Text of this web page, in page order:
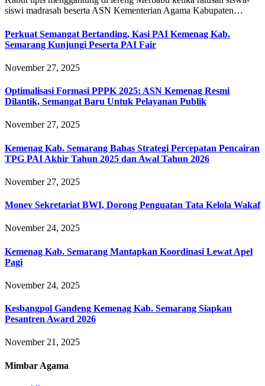
siswi madrasah beserta ASN Kementerian Agama Kabupaten…
Perkuat Semangat Bertanding, Kasi PAI Kemenag Kab.
Semarang Kunjungi Peserta PAI Fair
November 27, 2025
Optimalisasi Formasi PPPK 2025: ASN Kemenag Resmi
Dilantik, Semangat Baru Untuk Pelayanan Publik
November 27, 2025
Kemenag Kab. Semarang Bahas Strategi Percepatan Pencairan
TPG PAI Akhir Tahun 2025 dan Awal Tahun 2026
November 27, 2025
Monev Sekretariat BWI, Dorong Penguatan Tata Kelola Wakaf
November 24, 2025
Kemenag Kab. Semarang Mantapkan Koordinasi Lewat Apel
Pagi
November 24, 2025
Kesbangpol Gandeng Kemenag Kab. Semarang Siapkan
Pesantren Award 2026
November 21, 2025
Mimbar Agama